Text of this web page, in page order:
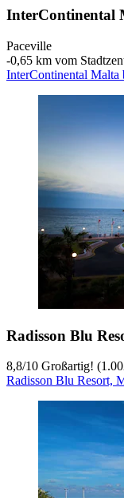
InterContinental
Paceville
‐0,65 km vom
InterContinental Malta
Radisson Blu
8,8/10 Großartig!
Radisson Blu Resort,